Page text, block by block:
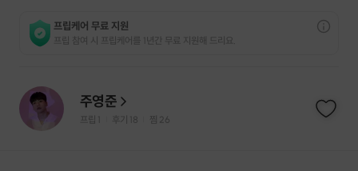
프립케어 무료 지원
프립 참여 시 프립케어를 1년간 무료 지원해 드리요.
주영준
프립 후기 18 찜 26